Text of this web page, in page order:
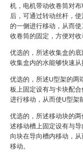
机，电机带动收卷筒对
后，可通过转动丝杆，
的一侧进行移动，从而
收卷筒的固定，方便对收
优选的，所述收集盒的
收集盒内的水能够快速从
优选的，所述U型架的两
板上固定设有与卡块配
进行移动，从而使U型架
优选的，所述移动块的
述移动槽上固定设有与
向块在导向槽内移动，
移动。